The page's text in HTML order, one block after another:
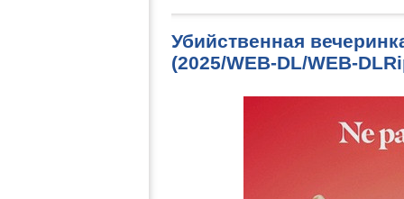
Убийственная
(2025/WEB-DL/WEB-